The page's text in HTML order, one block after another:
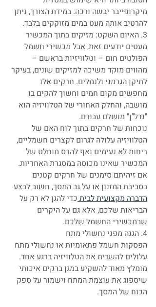
מיקרופייבר יבשה ורכה. במידת הצורך, ניתן
להרטיב אותה מעט במים מזוקקים בלבד.
3. האיום השקט: מזיקים בתוך המכשיר
מעטים יודעים זאת, אבל מכשירי חשמל
הפולטים חום – וטלוויזיות בראשם –
מהווים מוקד משיכה למזיקים שונים, בעיקר
לתיקן הגרמני ולנמלים. חרקים אלו
מחפשים מקום חמים וחשוך להקים בו
מושבה, והחלק האחורי של הטלוויזיה הוא
"נדל"ן" מושלם עבורם.
נוכחות של חרקים בתוך לוח האם של
הטלוויזיה עלולה לגרום לקצרים חשמליים,
ריחות לא נעימים ואף להרס מוחלט של
המכשיר שאינו מכוסה במסגרת האחריות.
אם זיהיתם סימנים של חרקים קטנים
בסביבת המזנון או על גב המסך, חשוב לבצע
הדברה מקצועית לבית כדי להגן לא רק על
הבריאות שלכם, אלא גם על היקרים
שבמכשירי החשמל שלכם.
4. הגנה מפני נחשולי מתח
הפסקות חשמל פתאומיות או נחשולי מתח
עלולים להשבית את הטלוויזיה ברגע אחד.
מומלץ מאוד להשקיע במגן ברקים איכותי
שיספוג את עוצמת המתח וישמור על ספק
הכוח של המסך.